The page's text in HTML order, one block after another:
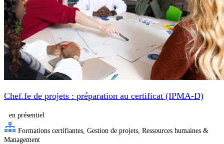
Chef.fe de projets : préparation au certificat (IPMA-D)
en présentiel
Formations certifiantes, Gestion de projets, Ressources humaines &
Management